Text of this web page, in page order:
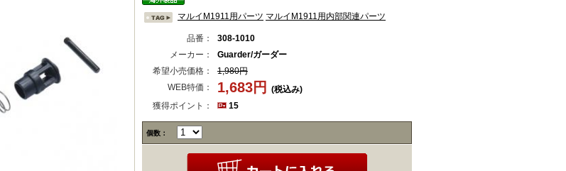
マルイM1911用パーツ マルイM1911用内部関連パーツ
品番：
308-1010
メーカー：
Guarder/ガーダー
希望小売価格：
1,980円
WEB特価：
1,683円
(税込み)
獲得ポイント：
15
個数：